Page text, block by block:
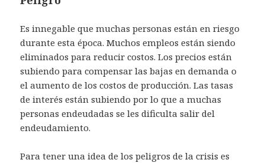
Es innegable que muchas personas están en riesgo
durante esta época. Muchos empleos están siendo
eliminados para reducir costos. Los precios están
subiendo para compensar las bajas en demanda o
el aumento de los costos de producción. Las tasas
de interés están subiendo por lo que a muchas
personas endeudadas se les dificulta salir del
endeudamiento.
Para tener una idea de los peligros de la crisis es